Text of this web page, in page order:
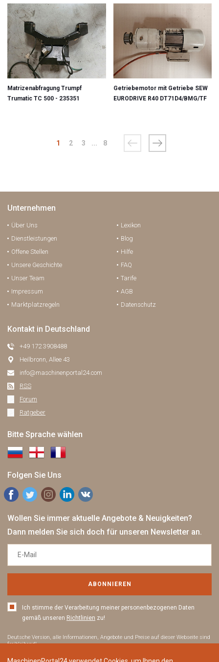
Matrizenabfragung Trumpf
Trumatic TC 500 - 235351
Getriebemotor mit Getriebe SEW
EURODRIVE R40 DT71D4/BMG/TF
1 2 3 ... 8
Unternehmen
Über Uns
Dienstleistungen
Offene Stellen
Unsere Geschichte
Unser Team
Impressum
Marktplatzregeln
Lexikon
Blog
Hilfe
FAQ
Tarife
AGB
Datenschutz
Kontakt in Deutschland
+49 172 3908488
Heilbronn, Allee 43
info@maschinenportal24.сom
RSS
Forum
Ratgeber
Bitte Sprache wählen
Folgen Sie Uns
Wollen Sie immer aktuelle Angebote & Neuigkeiten?
Dann melden Sie sich doch für unseren Newsletter an.
ABONNIEREN
Ich stimme der Verarbeitung meiner personenbezogenen Daten
gemäß unseren Richtlinien zu!
Deutsche Version, alle Informationen, Angebote und Preise auf dieser Webseite sind
freibleibend!
Mit der Nutzung dieser Website akzeptieren Sie die Allgemeinen Geschäfts